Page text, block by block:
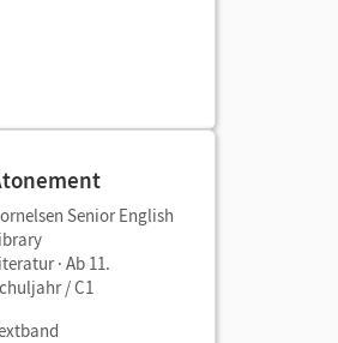
Senior English
· Ab 11.
/ C1